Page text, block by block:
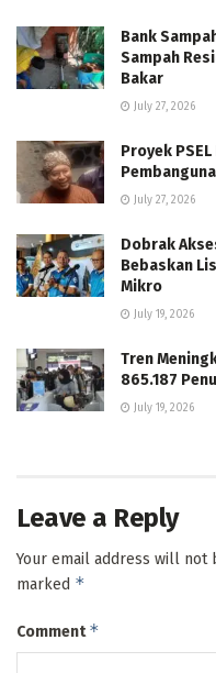
Bank
Sampah
Bakar
July 27, 2026
Proyek
July 27, 2026
Dobrak
Bebaskan
Mikro
July 19, 2026
Tren
865.187
July 19, 2026
Leave a Reply
Your email address will not
marked *
Comment*